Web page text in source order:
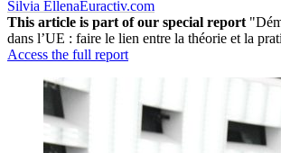
Silvia EllenaEuractiv.com
This article is part of our special report
dans l’UE : faire le lien entre la théorie et la
Access the full report